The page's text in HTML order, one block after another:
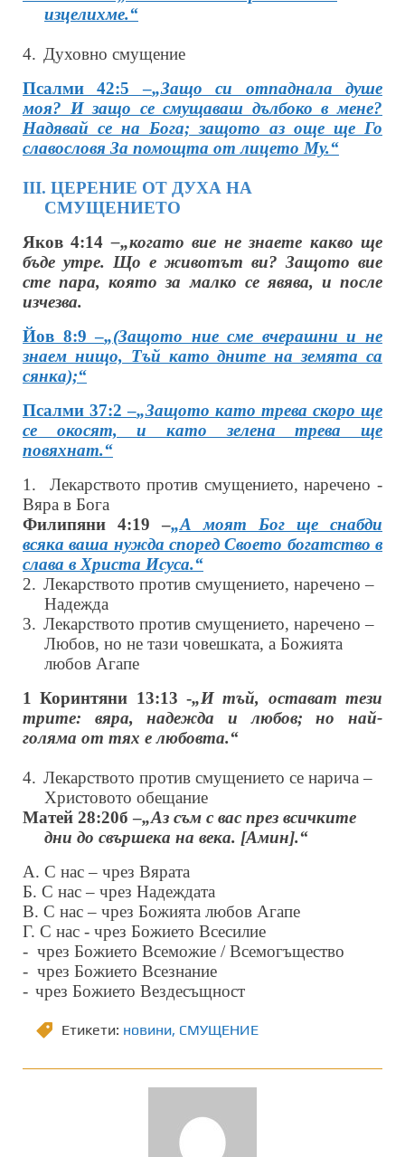
изцелихме.“
4. Духовно смущение
Псалми 42:5 –„Защо си отпаднала душе
моя? И защо се смущаваш дълбоко в мене?
Надявай се на Бога; защото аз още ще Го
славословя За помощта от лицето Му.“
ІІІ. ЦЕРЕНИЕ ОТ ДУХА НА
СМУЩЕНИЕТО
Яков 4:14–„когато вие не знаете какво ще
бъде утре. Що е животът ви? Защото вие
сте пара, която за малко се явява, и после
изчезва.
Йов 8:9 –„(Защото ние сме вчерашни и не
знаем нищо, Тъй като дните на земята са
сянка);“
Псалми 37:2 –„Защото като трева скоро ще
се окосят, и като зелена трева ще
повяхнат.“
1.
Лекарството против смущението, наречено -
Вяра в Бога
Филипяни 4:19 –„А моят Бог ще снабди
всяка ваша нужда според Своето богатство в
слава в Христа Исуса.“
2. Лекарството против смущението, наречено –
Надежда
3. Лекарството против смущението, наречено –
Любов, но не тази човешката, а Божията
любов Агапе
1 Коринтяни 13:13 -„И тъй, остават тези
трите: вяра, надежда и любов; но най-
голяма от тях е любовта.“
4. Лекарството против смущението се нарича –
Христовото обещание
Матей 28:20б –„Аз съм с вас през всичките
дни до свършека на века. [Амин].“
А. С нас – чрез Вярата
Б. С нас – чрез Надеждата
В. С нас – чрез Божията любов Агапе
Г. С нас - чрез Божието Всесилие
- чрез Божието Всеможие / Всемогъщество
- чрез Божието Всезнание
- чрез Божието Вездесъщност
Етикети: новини, СМУЩЕНИЕ